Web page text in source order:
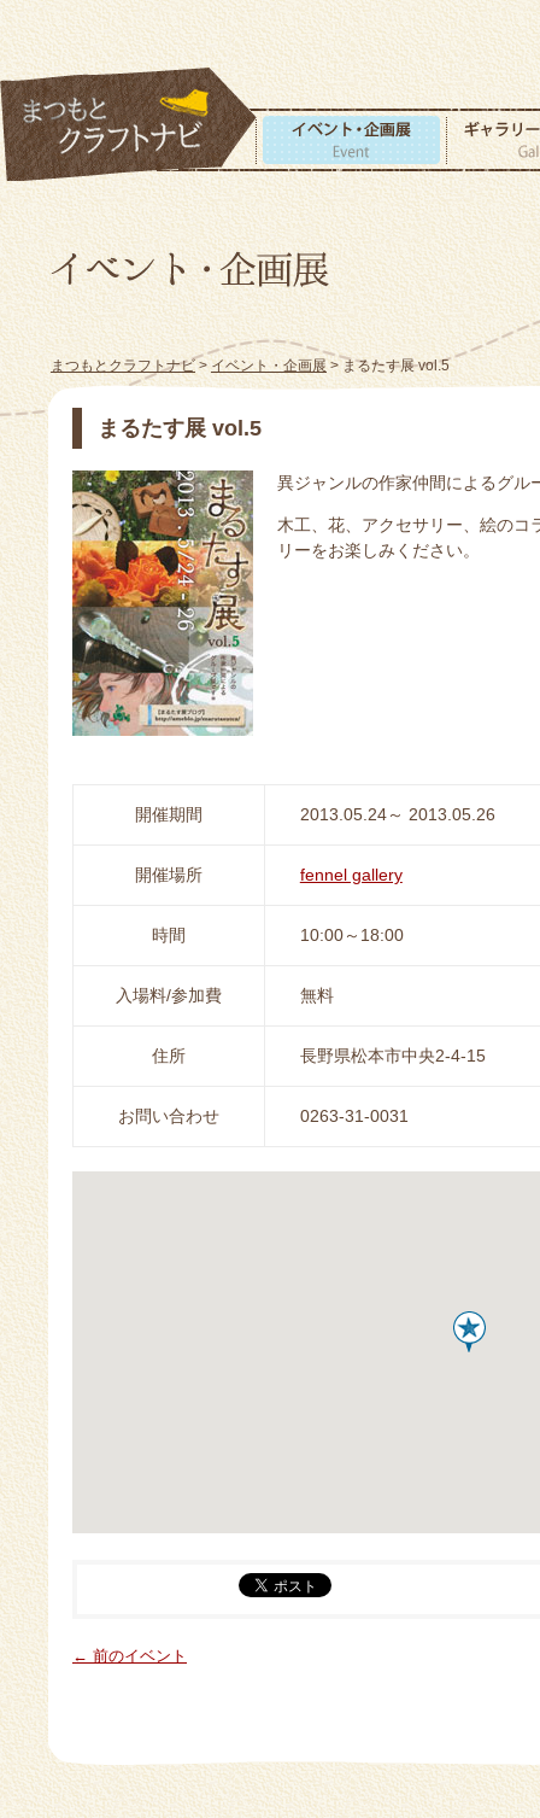
まつもとクラフトナビ>イベント・企画展> まるたす展 vol.5
まるたす展 vol.5
異ジャンルの作家仲間によるグル
木工、花、アクセサリー、絵のコ
リーをお楽しみください。
開催期間 2013.05.24～ 2013.05.26
開催場所 fennel gallery
時間 10:00～18:00
入場料/参加費 無料
住所 長野県松本市中央2-4-15
お問い合わせ 0263-31-0031
← 前のイベント